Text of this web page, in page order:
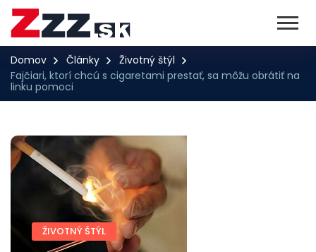
Domov Články
Životný štýl
Fajčiari, ktorí chcú s cigaretami prestať, sa môžu obrátiť na
linku pomoci
ŽIVOTNÝ ŠTÝL